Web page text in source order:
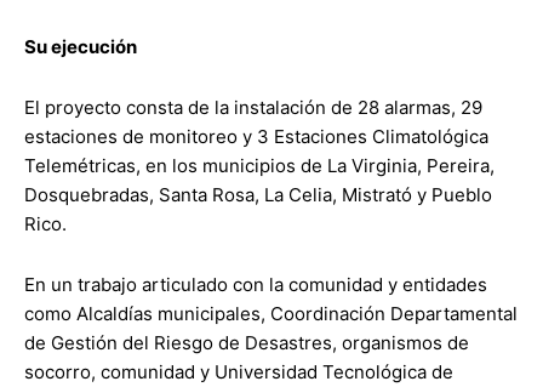
Su ejecución
El proyecto consta de la instalación de 28 alarmas, 29
estaciones de monitoreo y 3 Estaciones Climatológica
Telemétricas, en los municipios de La Virginia, Pereira,
Dosquebradas, Santa Rosa, La Celia, Mistrató y Pueblo
Rico.
En un trabajo articulado con la comunidad y entidades
como Alcaldías municipales, Coordinación Departamental
de Gestión del Riesgo de Desastres, organismos de
socorro, comunidad y Universidad Tecnológica de